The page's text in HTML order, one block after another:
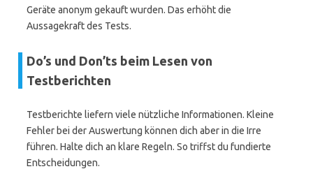
Geräte anonym gekauft wurden. Das erhöht die
Aussagekraft des Tests.
Do’s und Don’ts beim Lesen von
Testberichten
Testberichte liefern viele nützliche Informationen. Kleine
Fehler bei der Auswertung können dich aber in die Irre
führen. Halte dich an klare Regeln. So triffst du fundierte
Entscheidungen.